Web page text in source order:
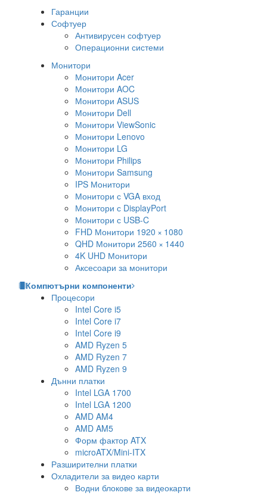
Гаранции
Софтуер
Антивирусен софтуер
Операционни системи
Монитори
Монитори Acer
Монитори AOC
Монитори ASUS
Монитори Dell
Монитори ViewSonic
Монитори Lenovo
Монитори LG
Монитори Philips
Монитори Samsung
IPS Монитори
Монитори с VGA вход
Монитори с DisplayPort
Монитори с USB-C
FHD Монитори 1920 × 1080
QHD Монитори 2560 × 1440
4K UHD Монитори
Аксесоари за монитори
Компютърни компоненти
Процесори
Intel Core i5
Intel Core i7
Intel Core i9
AMD Ryzen 5
AMD Ryzen 7
AMD Ryzen 9
Дънни платки
Intel LGA 1700
Intel LGA 1200
AMD AM4
AMD AM5
Форм фактор ATX
microATX/Mini-ITX
Разширителни платки
Охладители за видео карти
Водни блокове за видеокарти